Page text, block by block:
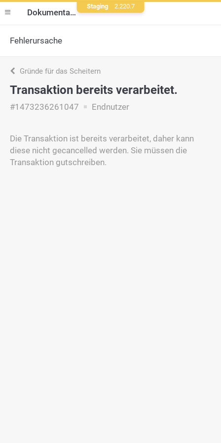
Dokumentation
Fehlerursache
Gründe für das Scheitern
Transaktion bereits verarbeitet.
#1473236261047 Endnutzer
Die Transaktion ist bereits verarbeitet, daher kann
diese nicht gecancelled werden. Sie müssen die
Transaktion gutschreiben.
Staging 2.220.7